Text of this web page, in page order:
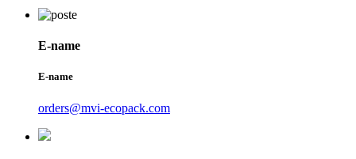
E-name
E-name
orders@mvi-ecopack.com